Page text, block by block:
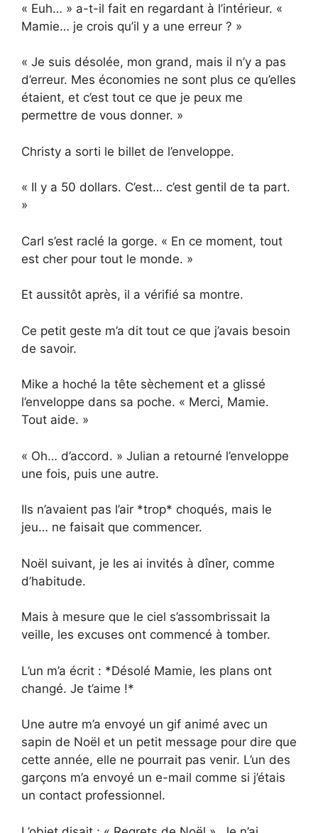
« Euh… » a-t-il fait en regardant à l’intérieur. «
Mamie… je crois qu’il y a une erreur ? »
« Je suis désolée, mon grand, mais il n’y a pas
d’erreur. Mes économies ne sont plus ce qu’elles
étaient, et c’est tout ce que je peux me
permettre de vous donner. »
Christy a sorti le billet de l’enveloppe.
« Il y a 50 dollars. C’est… c’est gentil de ta part.
»
Carl s’est raclé la gorge. « En ce moment, tout
est cher pour tout le monde. »
Et aussitôt après, il a vérifié sa montre.
Ce petit geste m’a dit tout ce que j’avais besoin
de savoir.
Mike a hoché la tête sèchement et a glissé
l’enveloppe dans sa poche. « Merci, Mamie.
Tout aide. »
« Oh… d’accord. » Julian a retourné l’enveloppe
une fois, puis une autre.
Ils n’avaient pas l’air *trop* choqués, mais le
jeu… ne faisait que commencer.
Noël suivant, je les ai invités à dîner, comme
d’habitude.
Mais à mesure que le ciel s’assombrissait la
veille, les excuses ont commencé à tomber.
L’un m’a écrit : *Désolé Mamie, les plans ont
changé. Je t’aime !*
Une autre m’a envoyé un gif animé avec un
sapin de Noël et un petit message pour dire que
cette année, elle ne pourrait pas venir. L’un des
garçons m’a envoyé un e-mail comme si j’étais
un contact professionnel.